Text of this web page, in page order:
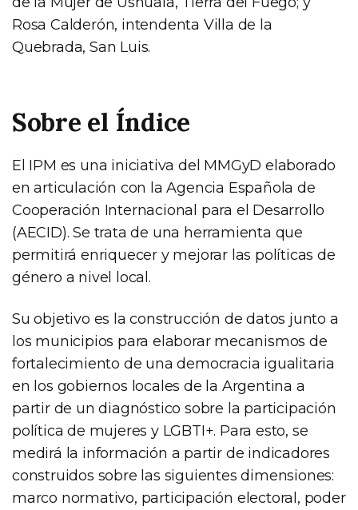
Rosa Calderón, intendenta Villa de la
Quebrada, San Luis.
Sobre el Índice
El IPM es una iniciativa del MMGyD elaborado
en articulación con la Agencia Española de
Cooperación Internacional para el Desarrollo
(AECID). Se trata de una herramienta que
permitirá enriquecer y mejorar las políticas de
género a nivel local.
Su objetivo es la construcción de datos junto a
los municipios para elaborar mecanismos de
fortalecimiento de una democracia igualitaria
en los gobiernos locales de la Argentina a
partir de un diagnóstico sobre la participación
política de mujeres y LGBTI+. Para esto, se
medirá la información a partir de indicadores
construidos sobre las siguientes dimensiones:
marco normativo, participación electoral, poder